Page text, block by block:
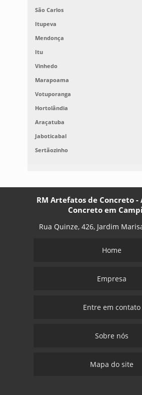
São Carlos
Itupeva
Mendonça
Itu
Vinhedo
Marapoama
Votuporanga
Hortolândia
Araçatuba
Jaboticabal
Sertãozinho
RM Artefatos de Concreto
Concreto em
Rua Quinze, 426, Jardim
Home
Empresa
Entre em contato
Sobre nós
Mapa do site